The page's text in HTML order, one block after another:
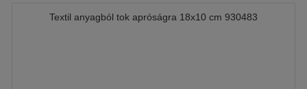
Textil anyagból tok apróságra 18x10 cm 930483